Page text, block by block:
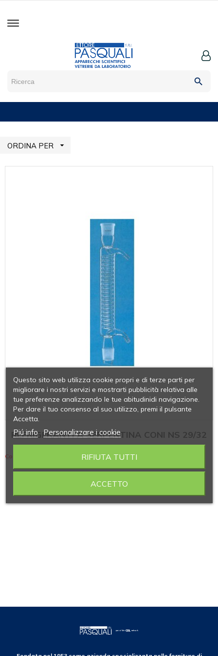
search
ORDINA PER 
REFRIGERANTI A SERPENTINA CONI NS 29/32
Contiene 4 articoli
Questo sito web utilizza cookie propri e di terze parti per
migliorare i nostri servizi e mostrarti pubblicità relativa alle
tue preferenze analizzando le tue abitudinidi navigazione.
Per dare il tuo consenso al suo utilizzo, premi il pulsante
Accetta.
Piú info Personalizzare i cookie
RIFIUTA TUTTI
ACCETTO